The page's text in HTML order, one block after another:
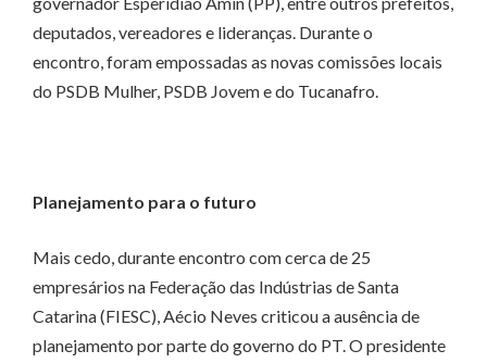
deputados, vereadores e lideranças. Durante o
encontro, foram empossadas as novas comissões locais
do PSDB Mulher, PSDB Jovem e do Tucanafro.
Planejamento para o futuro
Mais cedo, durante encontro com cerca de 25
empresários na Federação das Indústrias de Santa
Catarina (FIESC), Aécio Neves criticou a ausência de
planejamento por parte do governo do PT. O presidente